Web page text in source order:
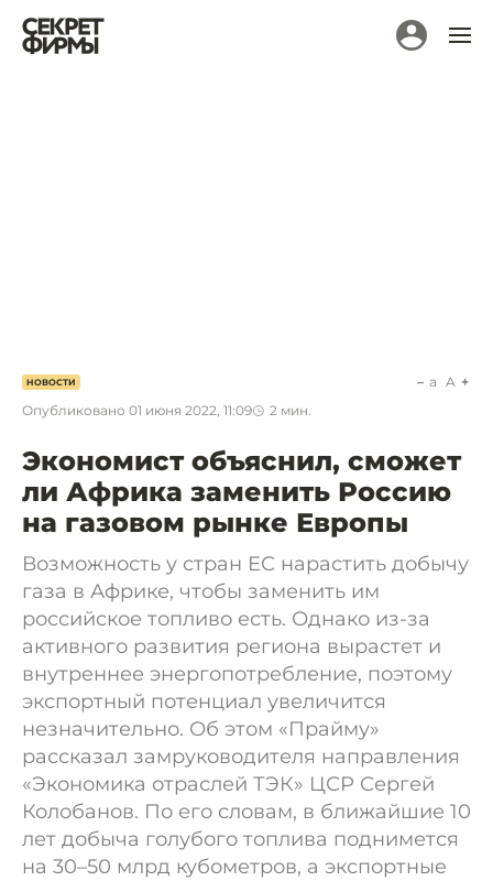
НОВОСТИ
Опубликовано 01 июня 2022, 11:09 2 мин.
a A
Экономист объяснил, сможет
ли Африка заменить Россию
на газовом рынке Европы
Возможность у стран ЕС нарастить добычу
газа в Африке, чтобы заменить им
российское топливо есть. Однако из-за
активного развития региона вырастет и
внутреннее энергопотребление, поэтому
экспортный потенциал увеличится
незначительно. Об этом «Прайму»
рассказал замруководителя направления
«Экономика отраслей ТЭК» ЦСР Сергей
Колобанов. По его словам, в ближайшие 10
лет добыча голубого топлива поднимется
на 30–50 млрд кубометров, а экспортные